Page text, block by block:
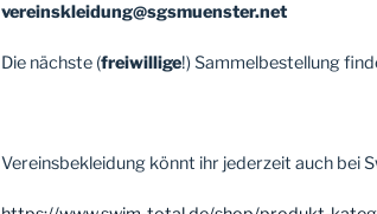
vereinskleidung@sgsmuenster.net
Die nächste (freiwillige!) Sammelbestellung
Vereinsbekleidung könnt ihr jederzeit auch bei